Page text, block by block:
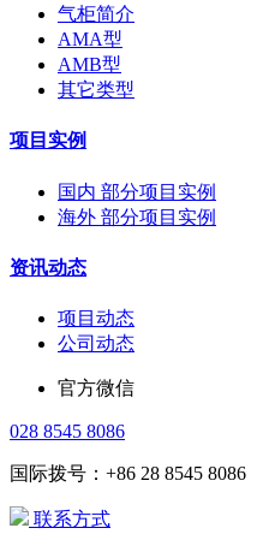
气柜简介
AMA型
AMB型
其它类型
项目实例
国内 部分项目实例
海外 部分项目实例
资讯动态
项目动态
公司动态
官方微信
028 8545 8086
国际拨号：+86 28 8545 8086
联系方式